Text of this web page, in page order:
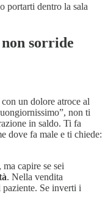
portarti dentro la sala
sorride
un dolore atroce al
non ti
in saldo. Ti fa
dove fa male e ti chiede:
capire se sei
. Nella vendita
Se inverti i